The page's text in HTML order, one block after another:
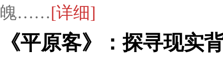
魄……[详细]
《平原客》：探寻现实